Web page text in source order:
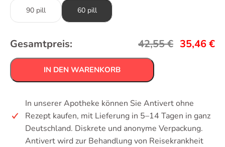
90 pill 60 pill
Gesamtpreis: 42,55€ 35,46€
IN DEN WARENKORB
In unserer Apotheke können Sie Antivert ohne
Rezept kaufen, mit Lieferung in 5–14 Tagen in ganz
Deutschland. Diskrete und anonyme Verpackung.
Antivert wird zur Behandlung von Reisekrankheit